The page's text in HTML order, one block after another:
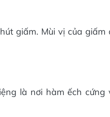
giấm. Mùi vị của giấm
là nơi hàm ếch cứng